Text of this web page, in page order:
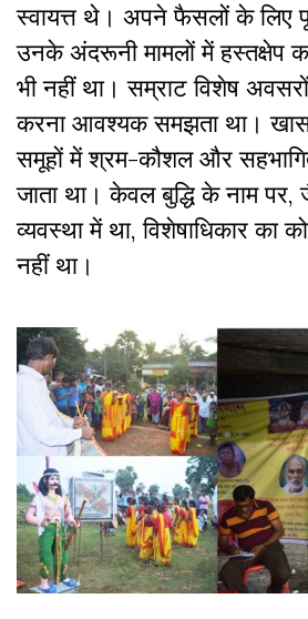
स्वायत्त थे। अपने फैसलों के लिए
उनके अंदरूनी मामलों में हस्तक्षेप
भी नहीं था। सम्राट विशेष
करना आवश्यक समझता था।
समूहों में श्रम-कौशल और
जाता था। केवल बुद्धि के नाम पर,
व्यवस्था में था, विशेषाधिकार का
नहीं था।